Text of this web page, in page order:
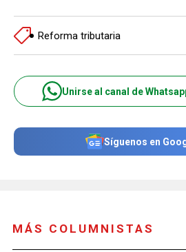
Reforma tributaria
Unirse al canal de
Síguenos en
MÁS COLUMNISTAS